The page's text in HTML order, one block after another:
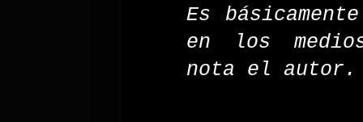
Es
en los
nota el autor.